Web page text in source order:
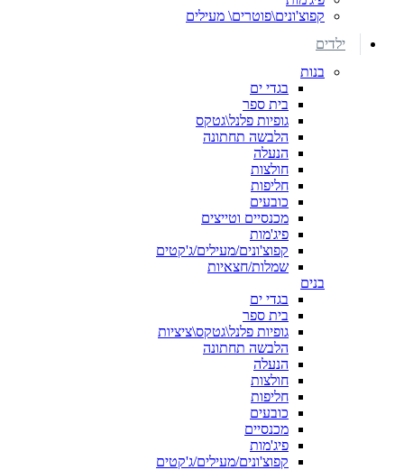
קפוצ'ונים\פוטרים\ מעילים
ילדים
בנות
בגדי ים
בית ספר
גופיות פלנל\גטקס
הלבשה תחתונה
הנעלה
חולצות
חליפות
כובעים
מכנסיים וטייצים
פיג'מות
קפוצ'ונים/מעילים/ג'קטים
שמלות/חצאיות
בנים
בגדי ים
בית ספר
גופיות פלנל\גטקס\ציציות
הלבשה תחתונה
הנעלה
חולצות
חליפות
כובעים
מכנסיים
פיג'מות
קפוצ'ונים/מעילים/ג'קטים